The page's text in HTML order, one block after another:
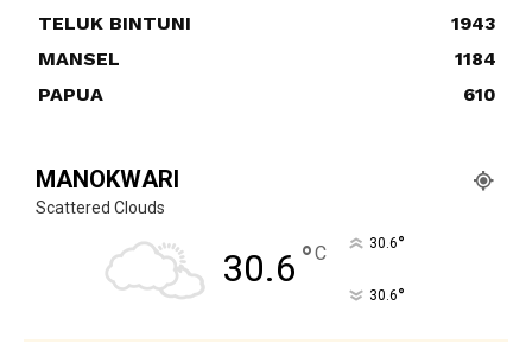
TELUK BINTUNI
1943
MANSEL
1184
PAPUA
610
MANOKWARI
Scattered Clouds
30.6 °C 30.6°
30.6°